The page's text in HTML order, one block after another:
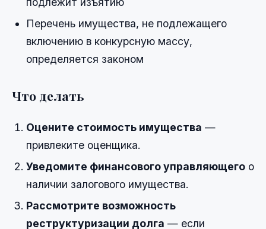
Перечень имущества, не подлежащего
включению в конкурсную массу,
определяется законом
Что делать
Оцените стоимость имущества —
привлеките оценщика.
Уведомите финансового управляющего о
наличии залогового имущества.
Рассмотрите возможность
реструктуризации долга — если